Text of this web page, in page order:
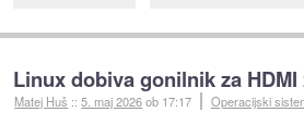
Linux dobiva gonilnik za HDMI
Matej Huš ::5. maj 2026ob 17:17 Operacijski